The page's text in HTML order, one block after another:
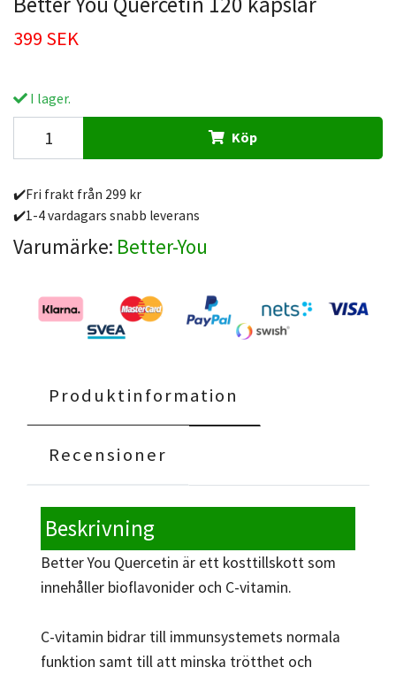
399 SEK
I lager.
Köp
✔️Fri frakt från 299 kr
✔️1-4 vardagars snabb leverans
Varumärke: Better-You
Produktinformation
Recensioner
Beskrivning
Better You Quercetin är ett kosttillskott som
innehåller bioflavonider och C-vitamin.
C-vitamin bidrar till immunsystemets normala
funktion samt till att minska trötthet och